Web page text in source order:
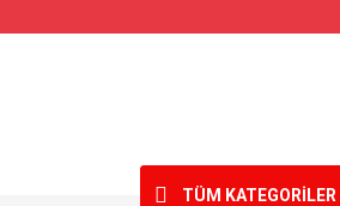
TÜM KATEGORİLER